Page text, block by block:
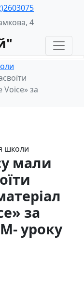
4
Voice» за
школи
мали
за
уроку